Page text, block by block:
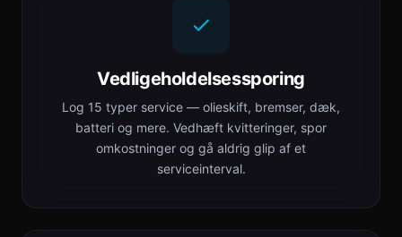
Vedligeholdelsessporing
Log 15 typer service — olieskift, bremser, dæk,
batteri og mere. Vedhæft kvitteringer, spor
omkostninger og gå aldrig glip af et
serviceinterval.